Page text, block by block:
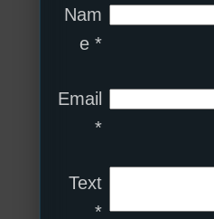
Nam
e *
Email
*
Text
*